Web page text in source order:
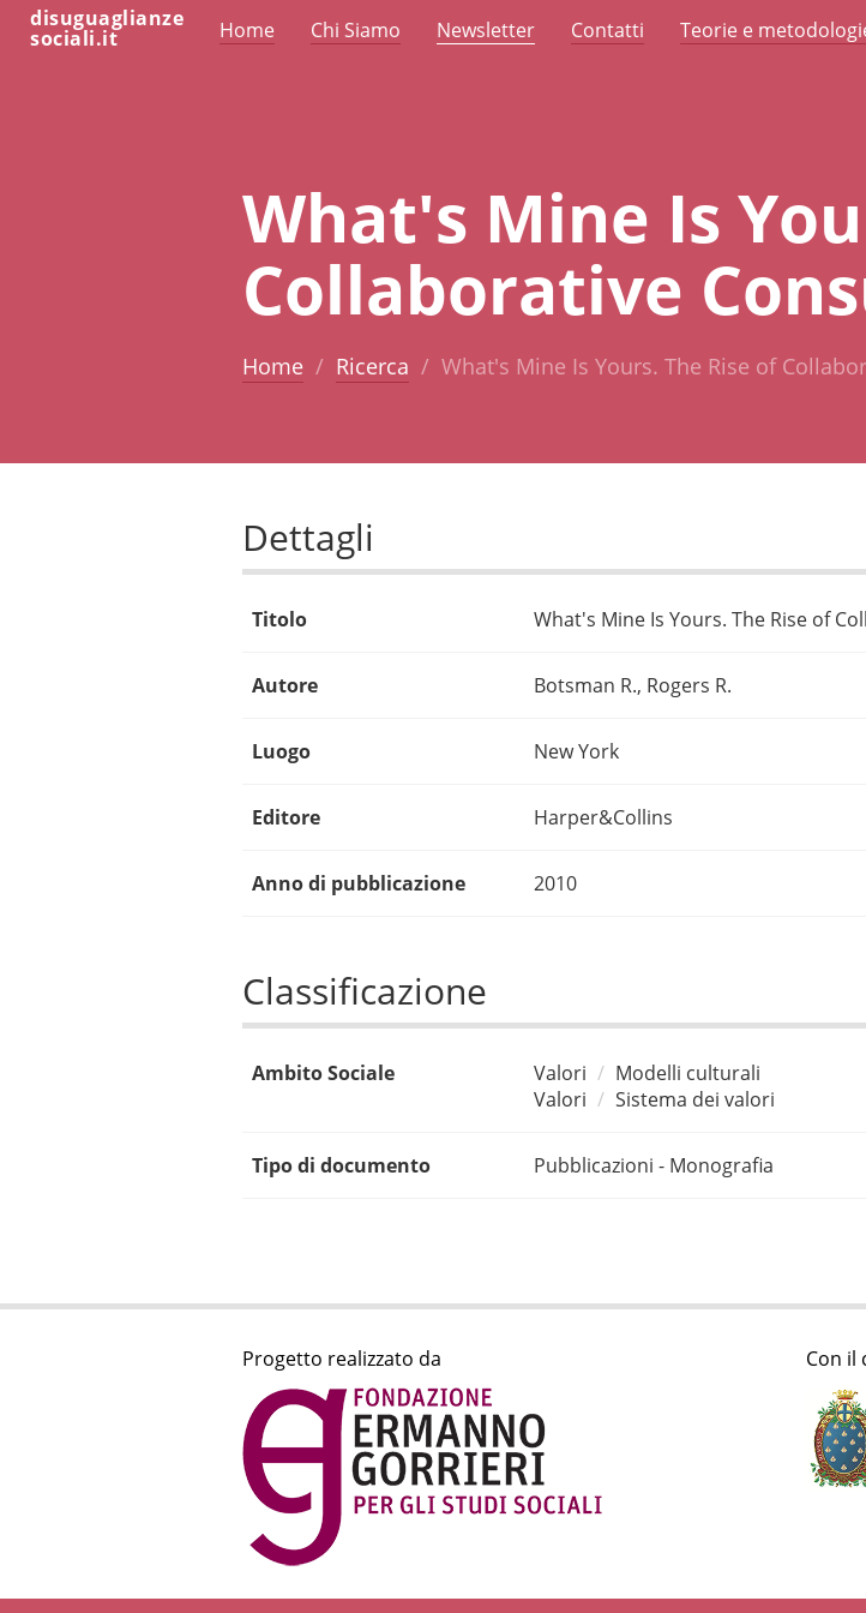
disuguaglianze
sociali.it Home Chi Siamo Newsletter Contatti Teorie e
What's Mine Is
Collaborative
Home Ricerca What's Mine Is Yours. The Rise of
Dettagli
Titolo What's Mine Is Yours. The Rise of
Autore Botsman R., Rogers R.
Luogo New York
Editore Harper&Collins
Anno di pubblicazione 2010
Classificazione
Ambito Sociale Valori
Modelli culturali
Valori
Sistema dei valori
Tipo di documento Pubblicazioni - Monografia
Progetto realizzato da Con il